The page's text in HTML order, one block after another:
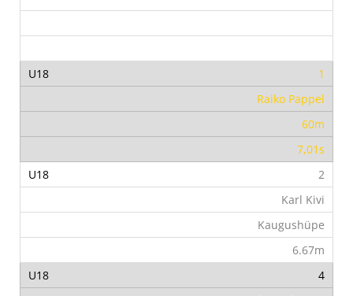
1
Raiko Pappel
60m
7,01s
2
Karl Kivi
Kaugushüpe
6.67m
4